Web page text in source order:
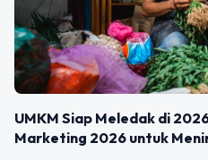
UMKM Siap Meledak di
Marketing 2026 untuk